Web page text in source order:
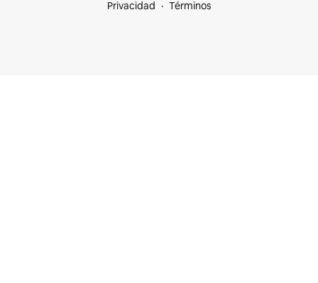
Privacidad
Términos